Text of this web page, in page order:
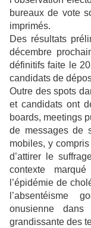
bureaux de vote
imprimés.
Des résultats
décembre
définitifs faite le
candidats de
Outre des spots
et candidats ont
boards, meetings
de messages de
mobiles, y
d’attirer le
contexte
l’épidémie de
l’absentéisme
onusienne
grandissante des